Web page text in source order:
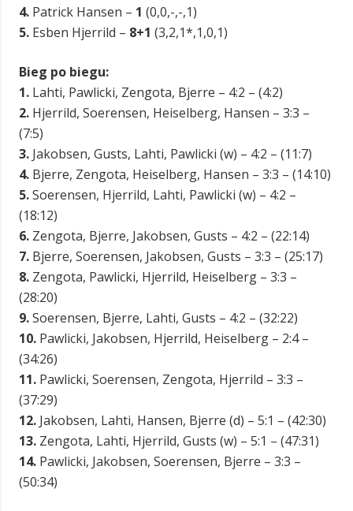
4. Patrick Hansen – 1 (0,0,-,-,1)
5. Esben Hjerrild – 8+1 (3,2,1*,1,0,1)
Bieg po biegu:
1. Lahti, Pawlicki, Zengota, Bjerre – 4:2 – (4:2)
2. Hjerrild, Soerensen, Heiselberg, Hansen – 3:3 –
(7:5)
3. Jakobsen, Gusts, Lahti, Pawlicki (w) – 4:2 – (11:7)
4. Bjerre, Zengota, Heiselberg, Hansen – 3:3 – (14:10)
5.Soerensen, Hjerrild, Lahti, Pawlicki (w) – 4:2 –
(18:12)
6. Zengota, Bjerre, Jakobsen, Gusts – 4:2 – (22:14)
7. Bjerre, Soerensen, Jakobsen, Gusts – 3:3 – (25:17)
8. Zengota, Pawlicki, Hjerrild, Heiselberg – 3:3 –
(28:20)
9.Soerensen, Bjerre, Lahti, Gusts – 4:2 – (32:22)
10. Pawlicki, Jakobsen, Hjerrild, Heiselberg – 2:4 –
(34:26)
11. Pawlicki, Soerensen, Zengota, Hjerrild – 3:3 –
(37:29)
12. Jakobsen, Lahti, Hansen, Bjerre (d) – 5:1 – (42:30)
13. Zengota, Lahti, Hjerrild, Gusts (w) – 5:1 – (47:31)
14. Pawlicki, Jakobsen, Soerensen, Bjerre – 3:3 –
(50:34)